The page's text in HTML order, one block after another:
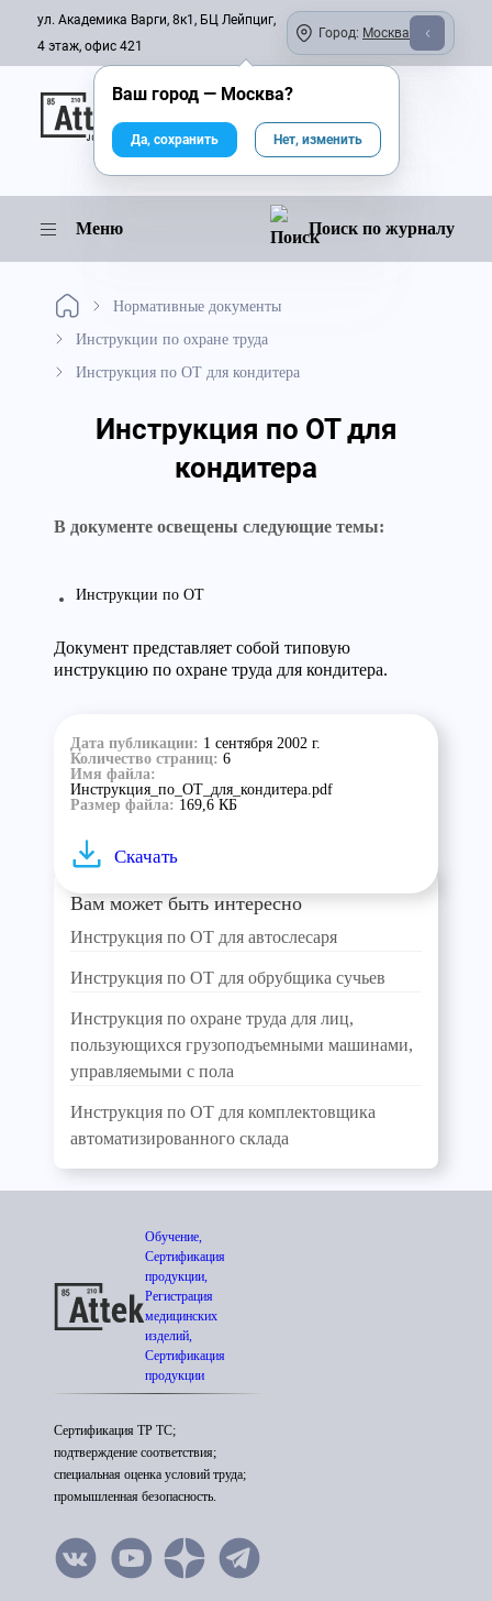
ул. Академика Варги, 8к1, БЦ Лейпциг,
4 этаж, офис 421
Город: Москва
Онлайн-журнал
Меню Поиск по журналу
Нормативные документы
Инструкции по охране труда
Инструкция по ОТ для кондитера
Инструкция по ОТ для
кондитера
В документе освещены следующие темы:
Инструкции по ОТ
Документ представляет собой типовую
инструкцию по охране труда для кондитера.
Дата публикации: 1 сентября 2002 г.
Количество страниц: 6
Имя файла:
Инструкция_по_ОТ_для_кондитера.pdf
Размер файла: 169,6 КБ
Скачать
Вам может быть интересно
Инструкция по ОТ для автослесаря
Инструкция по ОТ для обрубщика сучьев
Инструкция по охране труда для лиц,
пользующихся грузоподъемными машинами,
управляемыми с пола
Инструкция по ОТ для комплектовщика
автоматизированного склада
Обучение,
Сертификация
продукции,
Регистрация
медицинских
изделий,
Сертификация
продукции
Сертификация ТР ТС;
подтверждение соответствия;
специальная оценка условий труда;
промышленная безопасность.
Ваш город — Москва?
Да, сохранить Нет, изменить